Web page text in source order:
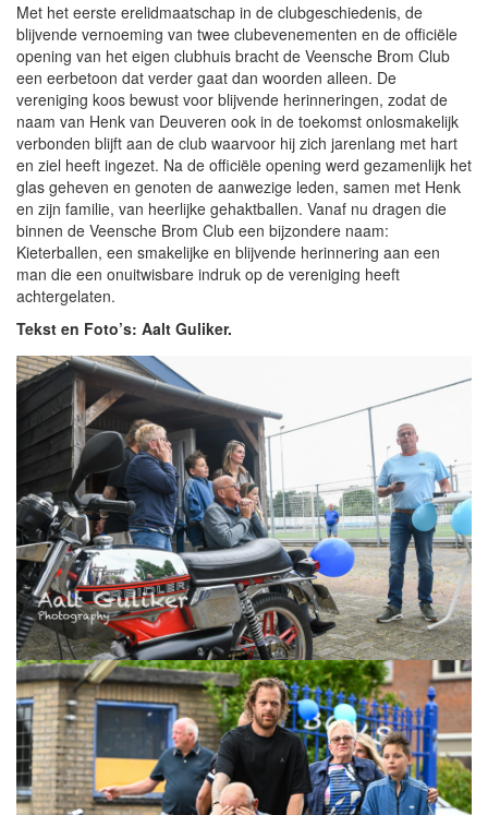
Met het eerste erelidmaatschap in de clubgeschiedenis, de
blijvende vernoeming van twee clubevenementen en de officiële
opening van het eigen clubhuis bracht de Veensche Brom Club
een eerbetoon dat verder gaat dan woorden alleen. De
vereniging koos bewust voor blijvende herinneringen, zodat de
naam van Henk van Deuveren ook in de toekomst onlosmakelijk
verbonden blijft aan de club waarvoor hij zich jarenlang met hart
en ziel heeft ingezet. Na de officiële opening werd gezamenlijk het
glas geheven en genoten de aanwezige leden, samen met Henk
en zijn familie, van heerlijke gehaktballen. Vanaf nu dragen die
binnen de Veensche Brom Club een bijzondere naam:
Kieterballen, een smakelijke en blijvende herinnering aan een
man die een onuitwisbare indruk op de vereniging heeft
achtergelaten.
Tekst en Foto’s: Aalt Guliker.